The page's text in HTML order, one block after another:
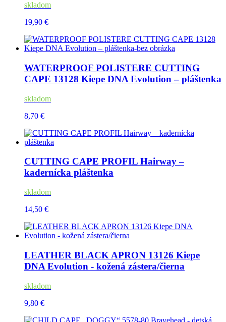
skladom
19,90 €
WATERPROOF POLISTERE CUTTING
CAPE 13128 Kiepe DNA Evolution – pláštenka
skladom
8,70 €
CUTTING CAPE PROFIL Hairway –
kadernícka pláštenka
skladom
14,50 €
LEATHER BLACK APRON 13126 Kiepe
DNA Evolution - kožená zástera/čierna
skladom
9,80 €